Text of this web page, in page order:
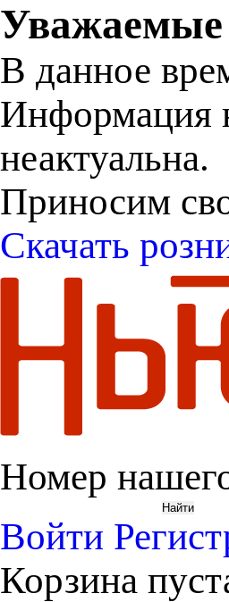
Уважаемые
В данное
Информация
неактуальна.
Приносим
Скачать
Номер
Войти
Корзина